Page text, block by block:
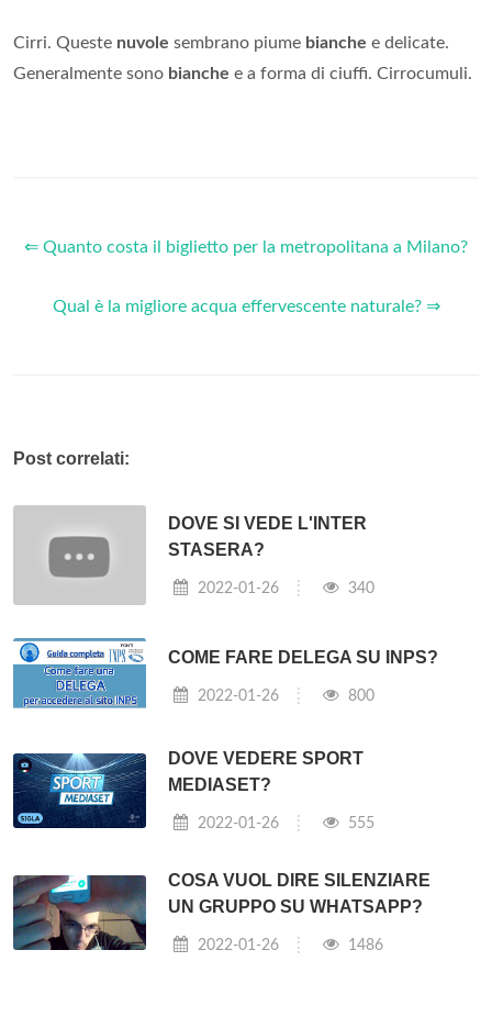
Cirri. Queste nuvole sembrano piume bianche e delicate.
Generalmente sono bianche e a forma di ciuffi. Cirrocumuli.
⇐ Quanto costa il biglietto per la metropolitana a Milano?
Qual è la migliore acqua effervescente naturale? ⇒
Post correlati:
DOVE SI VEDE L'INTER
STASERA?
2022-01-26 340
COME FARE DELEGA SU INPS?
2022-01-26 800
DOVE VEDERE SPORT
MEDIASET?
2022-01-26 555
COSA VUOL DIRE SILENZIARE
UN GRUPPO SU WHATSAPP?
2022-01-26 1486